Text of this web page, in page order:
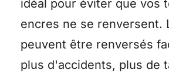
idéal pour éviter que vos
encres ne se renversent.
peuvent être renversés
plus d'accidents, plus de